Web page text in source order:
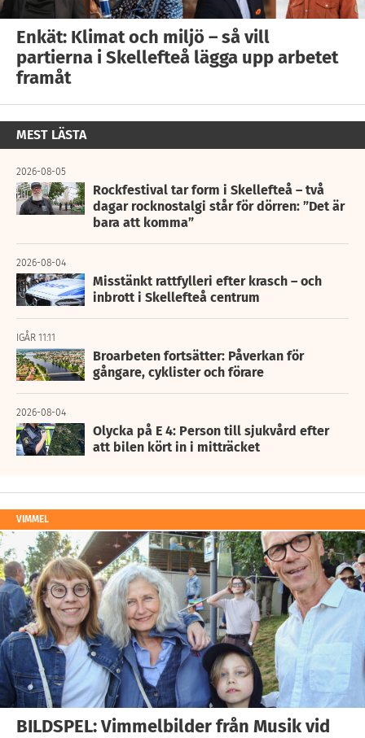
Enkät: Klimat och miljö – så vill
partierna i Skellefteå lägga upp arbetet
framåt
MEST LÄSTA
2026-08-05
Rockfestival tar form i Skellefteå – två
dagar rocknostalgi står för dörren: ”Det är
bara att komma”
2026-08-04
Misstänkt rattfylleri efter krasch – och
inbrott i Skellefteå centrum
IGÅR 11:11
Broarbeten fortsätter: Påverkan för
gångare, cyklister och förare
2026-08-04
Olycka på E 4: Person till sjukvård efter
att bilen kört in i mitträcket
VIMMEL
BILDSPEL: Vimmelbilder från Musik vid